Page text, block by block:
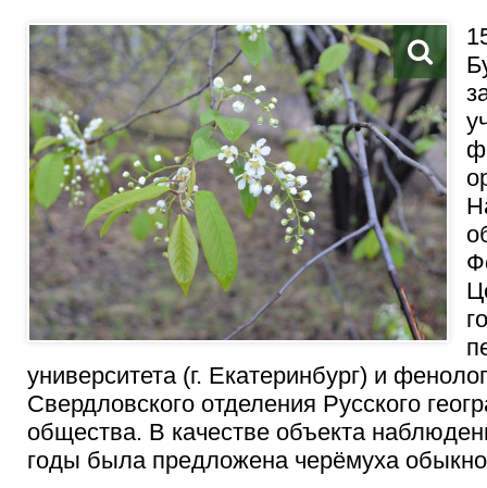
университета (г. Екатеринбург) и
Свердловского отделения Русского
общества. В качестве объекта
годы была предложена черёмуха